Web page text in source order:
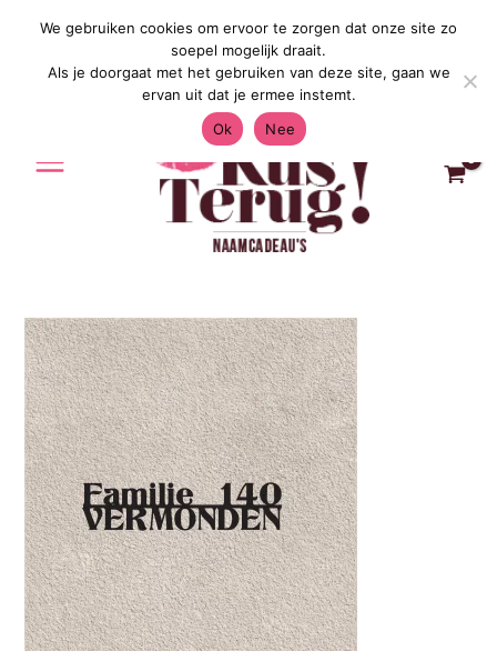
Gratis Verzending in Nederland &
We gebruiken cookies om ervoor te zorgen dat onze site zo
soepel mogelijk draait.
Als je doorgaat met het gebruiken van deze site, gaan we
ervan uit dat je ermee instemt.
Ok
Nee